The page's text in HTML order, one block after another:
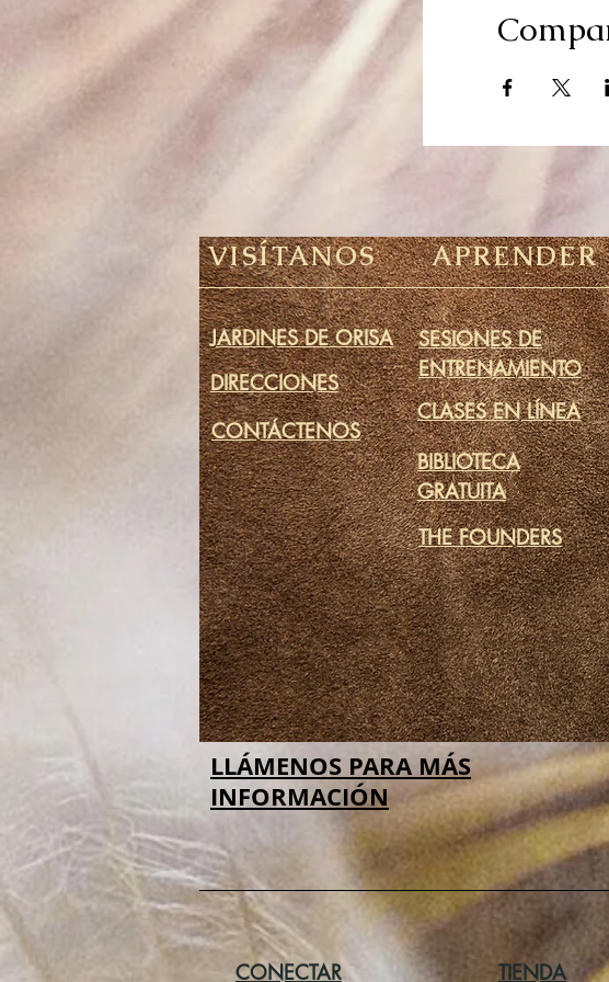
VISÍTANOS
JARDINES DE ORISA
DIRECCIONES
CONTÁCTENOS
APRENDER
SESIONES DE
ENTRENAMIENTO
CLASES EN LÍNEA
BIBLIOTECA
GRATUITA
THE FOUNDERS
LLÁMENOS PARA MÁS
INFORMACIÓN
CONECTAR TIENDA